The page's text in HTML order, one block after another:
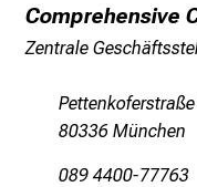
Comprehensive
Zentrale
80336 München
089 4400-77763